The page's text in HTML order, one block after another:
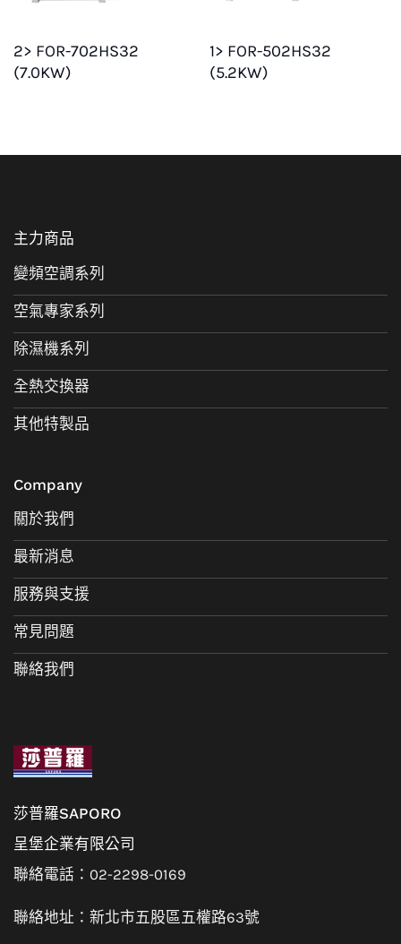
2> FOR-702HS32
(7.0KW)
1> FOR-502HS32
(5.2KW)
莎普羅SAPORO
呈堡企業有限公司
聯絡電話：02-2298-0169
聯絡地址：新北市五股區五權路63號
主力商品
變頻空調系列
空氣專家系列
除濕機系列
全熱交換器
其他特製品
Company
關於我們
最新消息
服務與支援
常見問題
聯絡我們